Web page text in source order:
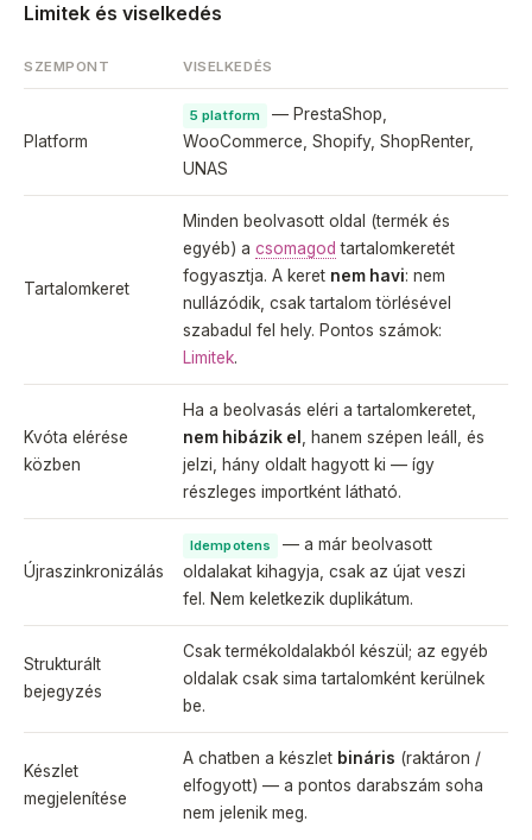
Limitek és viselkedés
SZEMPONT VISELKEDÉS
Platform
5 platform
— PrestaShop,
WooCommerce, Shopify, ShopRenter,
UNAS
Tartalomkeret
Minden beolvasott oldal (termék és
egyéb) a csomagod tartalomkeretét
fogyasztja. A keret nem havi: nem
nullázódik, csak tartalom törlésével
szabadul fel hely. Pontos számok:
Limitek.
Kvóta elérése
közben
Ha a beolvasás eléri a tartalomkeretet,
nem hibázik el
, hanem szépen leáll, és
jelzi, hány oldalt hagyott ki — így
részleges importként látható.
Újraszinkronizálás
Idempotens
— a már beolvasott
oldalakat kihagyja, csak az újat veszi
fel. Nem keletkezik duplikátum.
Strukturált
bejegyzés
Csak termékoldalakból készül; az egyéb
oldalak csak sima tartalomként kerülnek
be.
Készlet
megjelenítése
A chatben a készlet bináris (raktáron /
elfogyott) — a pontos darabszám soha
nem jelenik meg.